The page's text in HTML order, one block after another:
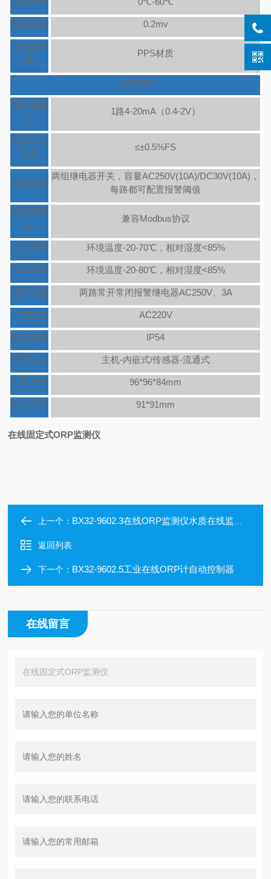
测量精度 0.2mv
传感器材
质
PPS材质
仪表参数
模拟量输
出
1路4-20mA（0.4-2V）
输出电流
误差
≤±0.5%FS
高低报警
两组继电器开关，容量AC250V(10A)/DC30V(10A)，
每路都可配置报警阈值
RS485通
讯
兼容Modbus协议
工作环境 环境温度-20-70℃，相对湿度<85%
储存环境 环境温度-20-80℃，相对湿度<85%
报警功能 两路常开常闭报警继电器AC250V、3A
工作电源 AC220V
防护等级 IP54
安装方式 主机-内嵌式/传感器-流通式
外形尺寸 96*96*84mm
开孔尺寸 91*91mm
在线固定式ORP监测仪
上一个： BX32-9602.3在线ORP监测仪水质在线监控分析仪
返回列表
下一个： BX32-9602.5工业在线ORP计自动控制器
在线留言